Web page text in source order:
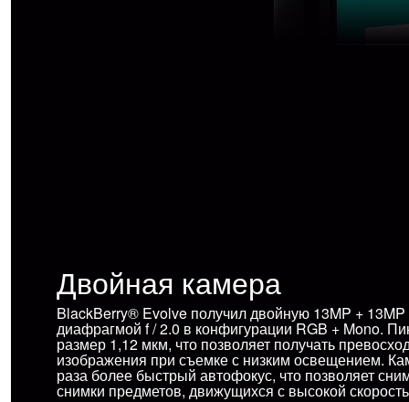
Двойная камера
BlackBerry® Evolve получил двойную 13MP + 13MP
диафрагмой f / 2.0 в конфигурации RGB + Mono.
размер 1,12 мкм, что позволяет получать
изображения при съемке с низким освещением.
раза более быстрый автофокус, что позволяет
снимки предметов, движущихся с высокой